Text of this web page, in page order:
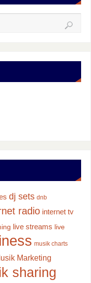
dj sets dnb
radio internet tv
live streams live
musik charts
Marketing
sharing